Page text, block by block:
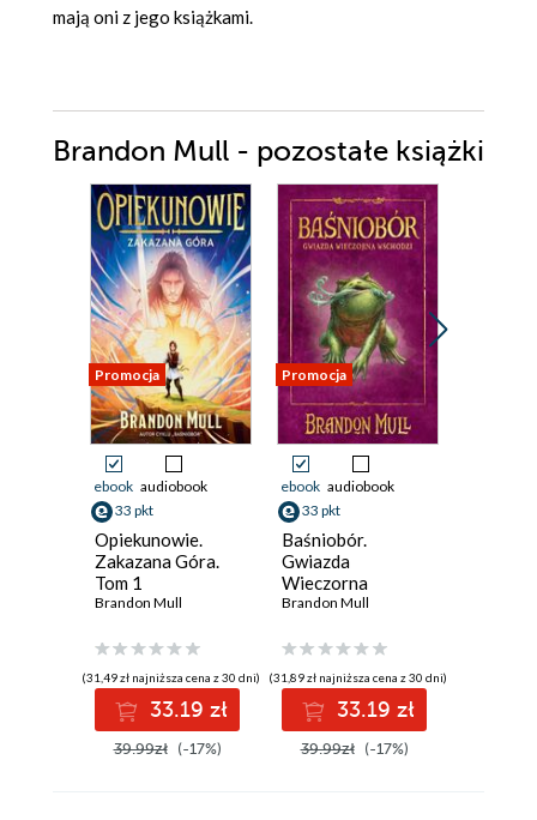
mają oni z jego książkami.
Brandon Mull - pozostałe książki
Promocja
ebook audiobook
33 pkt
Opiekunowie.
Zakazana Góra.
Tom 1
Brandon Mull
(31,49 zł najniższa cena z 30 dni)
33.19 zł
39.99zł (-17%)
Promocja
ebook audiobook
33 pkt
Baśniobór.
Gwiazda
Wieczorna
wschodzi. Tom 2
Brandon Mull
(31,89 zł najniższa cena z 30 dni)
33.19 zł
39.99zł (-17%)